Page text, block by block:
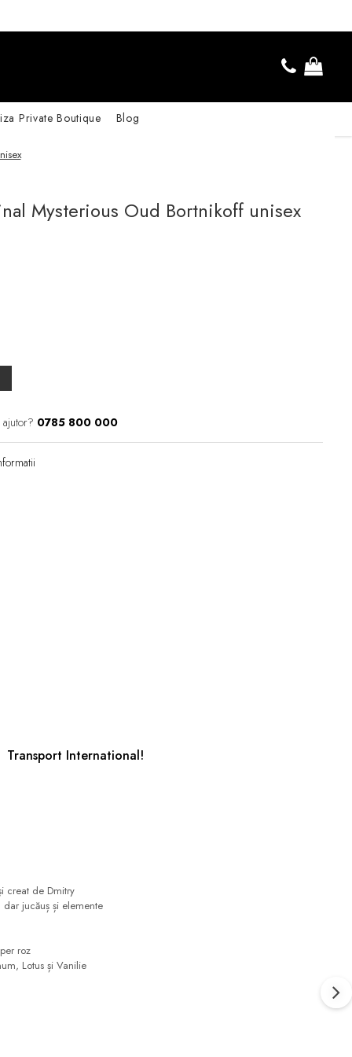
Private Boutique Blog
Mysterious Oud Bortnikoff unisex
ajutor? 0785 800 000
Transport International!
creat de Dmitry
jucăuș și elemente
roz
Lotus și Vanilie